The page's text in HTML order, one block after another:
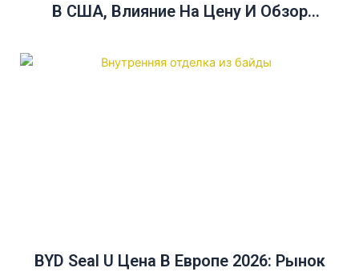
В США, Влияние На Цену И Обзор
BYD Seal U Цена В Европе 2026: Рынок